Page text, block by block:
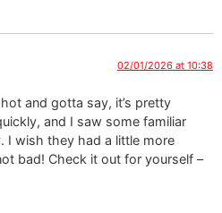
02/01/2026 at 10:38
and gotta say, it’s pretty
and I saw some familiar
I wish they had a little more
bad! Check it out for yourself –